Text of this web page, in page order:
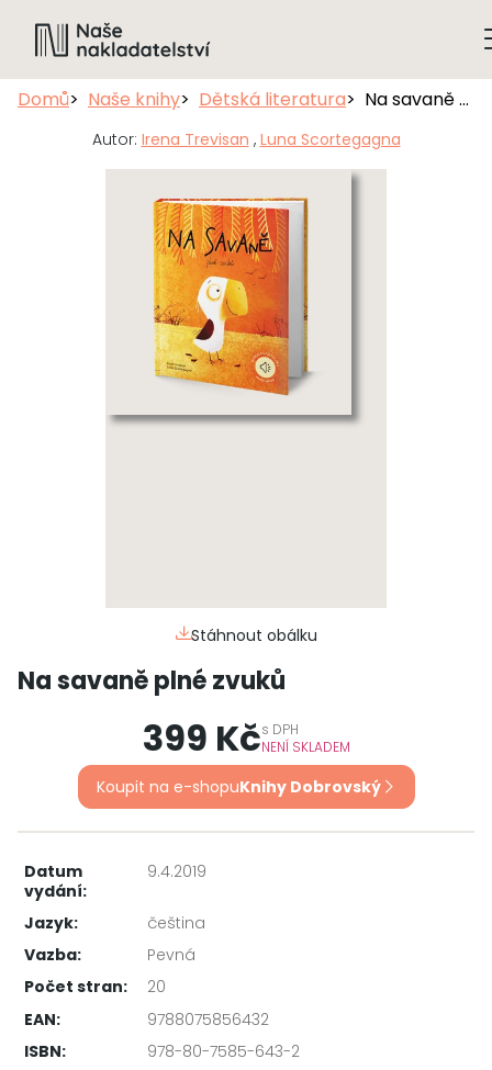
Domů Naše knihy Dětská literatura Na savaně plné zvuků
Autor: Irena Trevisan , Luna Scortegagna
Stáhnout obálku
Na savaně plné zvuků
399 Kčs DPH
NENÍ SKLADEM
Koupit na e-shopuKnihy Dobrovský
Datum
vydání:
9.4.2019
Jazyk:
čeština
Vazba:
Pevná
Počet stran:
20
EAN:
9788075856432
ISBN:
978-80-7585-643-2